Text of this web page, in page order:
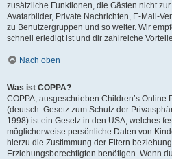
zusätzliche Funktionen, die Gästen nicht
Avatarbilder, Private Nachrichten, E-Mail-
zu Benutzergruppen und so weiter. Wir
schnell erledigt ist und dir zahlreiche
Nach oben
Was ist COPPA?
COPPA, ausgeschrieben Children’s Online
(deutsch: Gesetz zum Schutz der
1998) ist ein Gesetz in den USA, welches
möglicherweise persönliche Daten von
hierzu die Zustimmung der Eltern
Erziehungsberechtigten benötigen. Wenn